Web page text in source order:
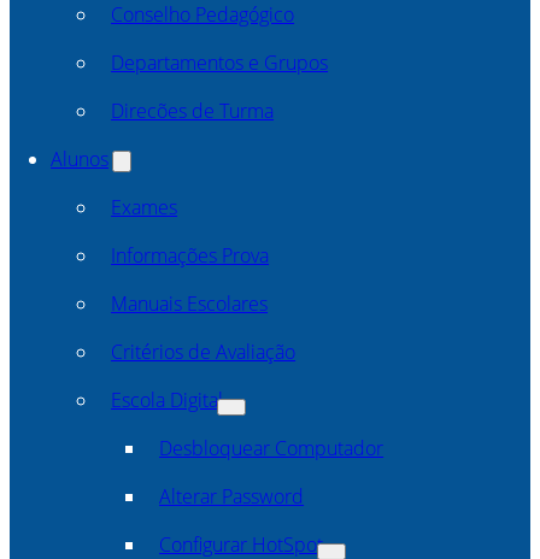
Conselho Pedagógico
Departamentos e Grupos
Direcões de Turma
Alunos
Exames
Informações Prova
Manuais Escolares
Critérios de Avaliação
Escola Digital
Desbloquear Computador
Alterar Password
Configurar HotSpot